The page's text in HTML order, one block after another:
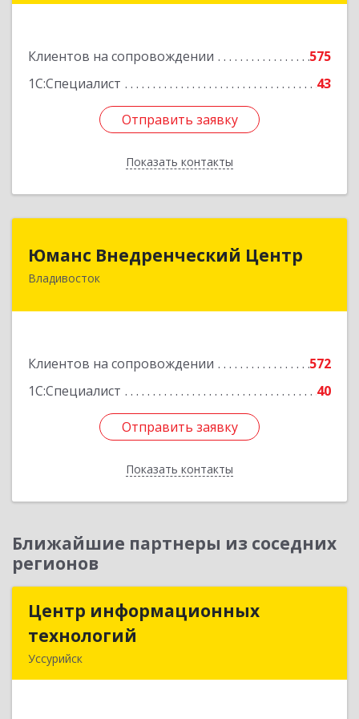
Клиентов на сопровождении
575
1С:Специалист
43
Отправить заявку
Показать контакты
Отправить заявку
Назад
Юманс Внедренческий Центр
Владивосток
Клиентов на сопровождении
572
1С:Специалист
40
Отправить заявку
Показать контакты
Юманс Внедренческий Центр
690014, Приморский край, Владивосток г,
Отправить заявку
Назад
Ближайшие партнеры из соседних
регионов
Центр информационных
технологий
Уссурийск
Центр информационных